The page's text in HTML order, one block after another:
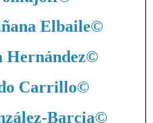
Elbaile©
©
Carrillo©
Barcia©